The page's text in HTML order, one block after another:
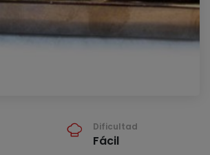
Dificultad
Fácil